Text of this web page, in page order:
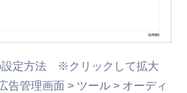
設定方法 ※クリックして拡大
告管理画面 > ツール > オーディ